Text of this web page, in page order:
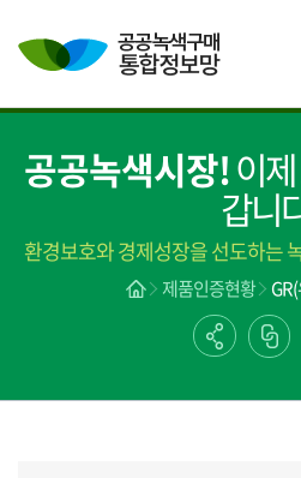
공공녹색시장!이
갑니
환경보호와 경제성장을 선도하는
제품인증현황